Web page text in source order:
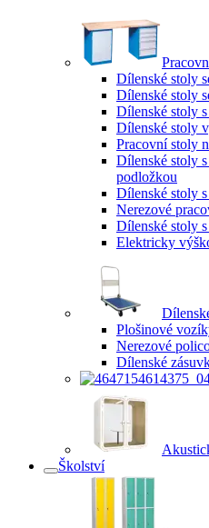
Dílenské stoly
Dílenské stoly
Dílenské stoly
Dílenské stoly
Pracovní stoly
Dílenské stoly
podložkou
Dílenské stoly
Nerezové
Dílenské stoly
Elektricky
Plošinové
Nerezové
Dílenské
Školství